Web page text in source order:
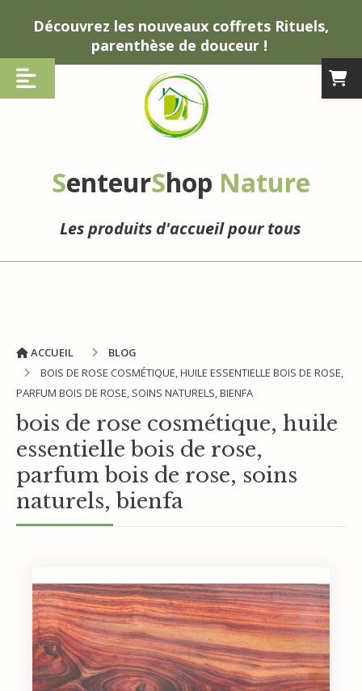
Découvrez les nouveaux coffrets Rituels,
parenthèse de douceur !
SenteurShop Nature
Les produits d'accueil pour tous
ACCUEIL
BLOG
BOIS DE ROSE COSMÉTIQUE, HUILE ESSENTIELLE BOIS DE ROSE,
PARFUM BOIS DE ROSE, SOINS NATURELS, BIENFA
bois de rose cosmétique, huile
essentielle bois de rose,
parfum bois de rose, soins
naturels, bienfa